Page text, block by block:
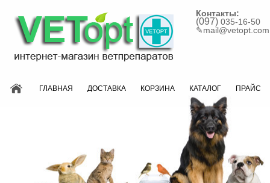
Контакты:
(097) 035-16-50
✎mail@vetopt.com
ГЛАВНАЯ ДОСТАВКА КОРЗИНА КАТАЛОГ ПРАЙС